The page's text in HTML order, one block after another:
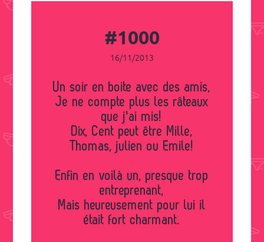
#1000
16/11/2013
Un soir en boite avec des amis,
Je ne compte plus les râteaux
que j'ai mis!
Dix, Cent peut être Mille,
Thomas, julien ou Emile!
Enfin en voilà un, presque trop
entreprenant,
Mais heureusement pour lui il
était fort charmant.